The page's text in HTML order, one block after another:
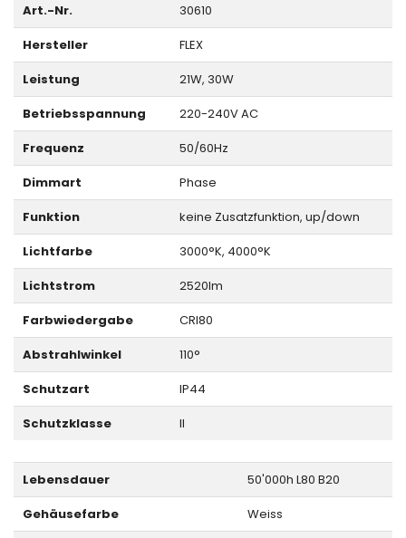
Art.-Nr.
30610
Hersteller
FLEX
Leistung
21W, 30W
Betriebsspannung
220-240V AC
Frequenz
50/60Hz
Dimmart
Phase
Funktion
keine Zusatzfunktion, up/down
Lichtfarbe
3000°K, 4000°K
Lichtstrom
2520lm
Farbwiedergabe
CRI80
Abstrahlwinkel
110°
Schutzart
IP44
Schutzklasse
II
Lebensdauer
50'000h L80 B20
Gehäusefarbe
Weiss